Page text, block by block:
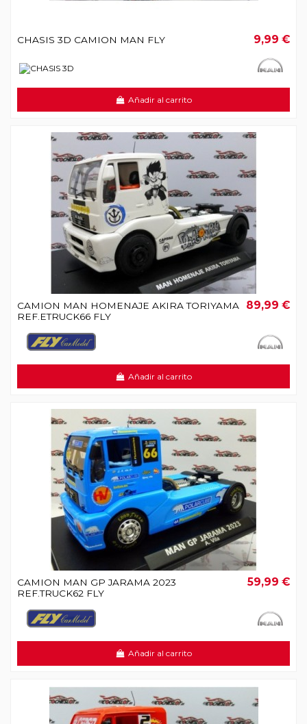
CHASIS 3D CAMION MAN FLY 9,99 €
Añadir al carrito
CAMION MAN HOMENAJE AKIRA TORIYAMA
REF.ETRUCK66 FLY
89,99 €
Añadir al carrito
CAMION MAN GP JARAMA 2023
REF.TRUCK62 FLY
59,99 €
Añadir al carrito